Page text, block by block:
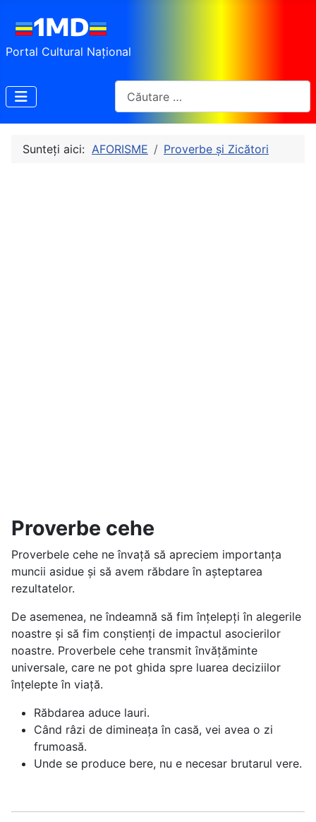
Portal Cultural Național
Sunteți aici: AFORISME Proverbe și Zicători
Proverbe cehe
Proverbele cehe ne învață să apreciem importanța
muncii asidue și să avem răbdare în așteptarea
rezultatelor.
De asemenea, ne îndeamnă să fim înțelepți în alegerile
noastre și să fim conștienți de impactul asocierilor
noastre. Proverbele cehe transmit învățăminte
universale, care ne pot ghida spre luarea deciziilor
înțelepte în viață.
Răbdarea aduce lauri.
Când râzi de dimineața în casă, vei avea o zi
frumoasă.
Unde se produce bere, nu e necesar brutarul vere.